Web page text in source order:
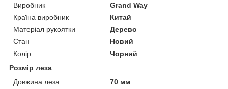
Виробник
Grand Way
Країна виробник
Китай
Матеріал рукоятки
Дерево
Стан
Новий
Колір
Чорний
Розмір леза
Довжина леза
70 мм